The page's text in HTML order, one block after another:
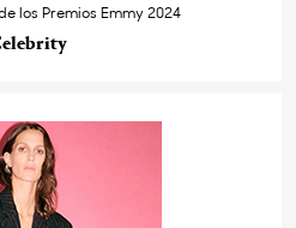
los Premios Emmy 2024